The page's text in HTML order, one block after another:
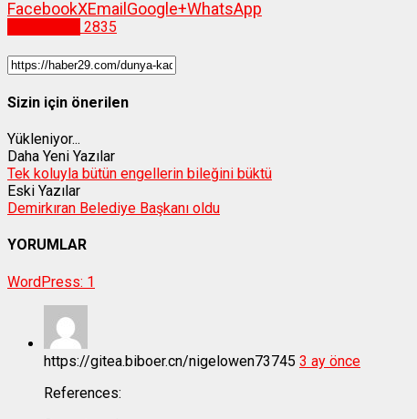
FacebookXEmail Google+WhatsApp
2835
Sizin için önerilen
Yükleniyor...
Daha Yeni Yazılar
Tek koluyla bütün engellerin bileğini büktü
Eski Yazılar
Demirkıran Belediye Başkanı oldu
YORUMLAR
WordPress: 1
https://gitea.biboer.cn/nigelowen73745 3 ay önce
References: